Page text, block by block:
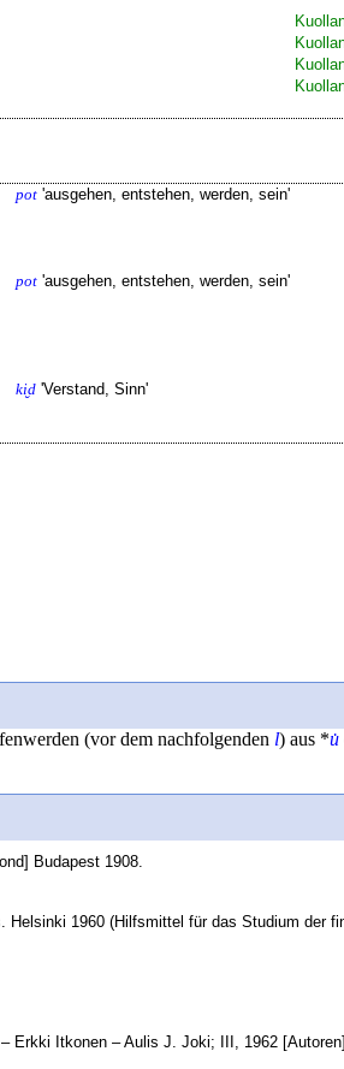
pot 'ausgehen, entstehen, werden, sein'
pot 'ausgehen, entstehen, werden, sein'
ki̮d 'Verstand, Sinn'
(vor dem nachfolgenden l) aus *u̇
Budapest 1908.
1960 (Hilfsmittel für das Studium der
Erkki Itkonen – Aulis J. Joki; III, 1962